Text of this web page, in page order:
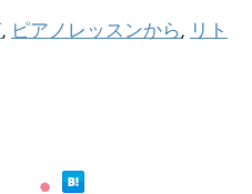
, ピアノレッスンから, リト